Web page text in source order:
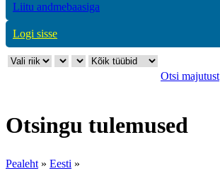
Liitu andmebaasiga
Logi sisse
Otsi majutust
Otsingu tulemused
Pealeht » Eesti »